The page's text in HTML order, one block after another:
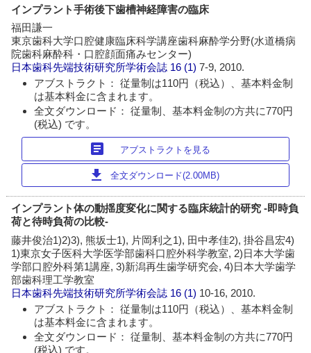
インプラント手術後下歯槽神経障害の臨床
福田謙一
東京歯科大学口腔健康臨床科学講座歯科麻酔学分野(水道橋病
院歯科麻酔科・口腔顔面痛みセンター)
日本歯科先端技術研究所学術会誌 16 (1)7-9, 2010.
アブストラクト： 従量制は110円（税込）、基本料金制
は基本料金に含まれます。
全文ダウンロード： 従量制、基本料金制の方共に770円
(税込) です。
article アブストラクトを見る
download 全文ダウンロード(2.00MB)
インプラント体の動揺度変化に関する臨床統計的研究 -即時負
荷と待時負荷の比較-
藤井俊治1)2)3), 熊坂士1), 片岡利之1), 田中孝佳2), 掛谷昌宏4)
1)東京女子医科大学医学部歯科口腔外科学教室, 2)日本大学歯
学部口腔外科第1講座, 3)新潟再生歯学研究会, 4)日本大学歯学
部歯科理工学教室
日本歯科先端技術研究所学術会誌 16 (1) 10-16, 2010.
アブストラクト： 従量制は110円（税込）、基本料金制
は基本料金に含まれます。
全文ダウンロード： 従量制、基本料金制の方共に770円
(税込) です。